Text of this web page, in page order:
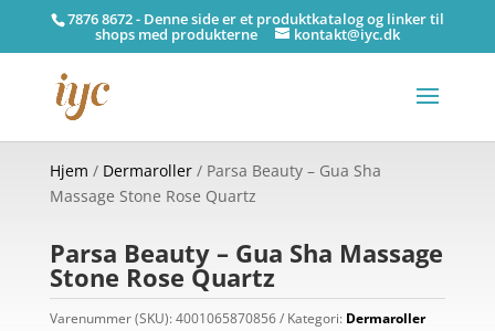
7876 8672 - Denne side er et produktkatalog og linker til
shops med produkterne kontakt@iyc.dk
Hjem / Dermaroller/ Parsa Beauty – Gua Sha
Massage Stone Rose Quartz
Parsa Beauty – Gua Sha Massage
Stone Rose Quartz
Varenummer (SKU):4001065870856 Kategori: Dermaroller